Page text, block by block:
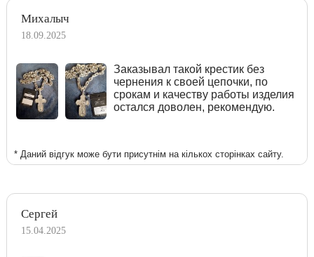
Михалыч
18.09.2025
Заказывал такой крестик без
чернения к своей цепочки, по
срокам и качеству работы изделия
остался доволен, рекомендую.
* Даний відгук може бути присутнім на кількох сторінках сайту.
Сергей
15.04.2025